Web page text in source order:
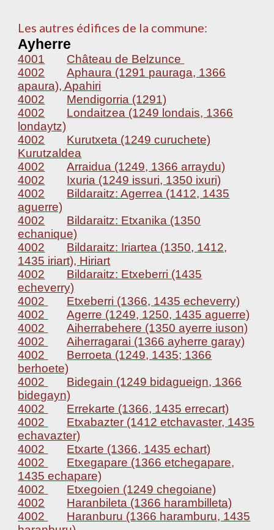
Les autres édifices de la commune:
Ayherre
4001
Château de Belzunce
4002
Aphaura (1291 pauraga, 1366
apaura), Apahiri
4002
Mendigorria (1291)
4002
Londaitzea (1249 londais, 1366
londaytz)
4002
Kurutxeta (1249 curuchete)
Kurutzaldea
4002
Arraidua (1249, 1366 arraydu)
4002
Ixuria (1249 issuri, 1350 ixuri)
4002
Bildaraitz: Agerrea (1412, 1435
aguerre)
4002
Bildaraitz: Etxanika (1350
echanique)
4002
Bildaraitz: Iriartea (1350, 1412,
1435 iriart), Hiriart
4002
Bildaraitz: Etxeberri (1435
echeverry)
4002
Etxeberri (1366, 1435 echeverry)
4002
Agerre (1249, 1250, 1435 aguerre)
4002
Aiherrabehere (1350 ayerre iuson)
4002
Aiherragarai (1366 ayherre garay)
4002
Berroeta (1249, 1435; 1366
berhoete)
4002
Bidegain (1249 bidagueign, 1366
bidegayn)
4002
Errekarte (1366, 1435 errecart)
4002
Etxabazter (1412 etchavaster, 1435
echavazter)
4002
Etxarte (1366, 1435 echart)
4002
Etxegapare (1366 etchegapare,
1435 echapare)
4002
Etxegoien (1249 chegoiane)
4002
Haranbileta (1366 harambilleta)
4002
Haranburu (1366 haramburu, 1435